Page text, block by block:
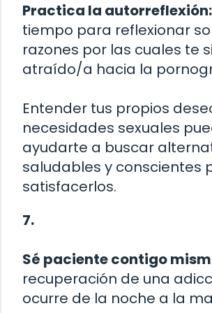
Practica la autorreflexión:
tiempo para reflexionar
razones por las cuales te
atraído/a hacia la
Entender tus propios
necesidades sexuales
ayudarte a buscar
saludables y conscientes
satisfacerlos.
7.
Sé paciente contigo
recuperación de una
ocurre de la noche a la